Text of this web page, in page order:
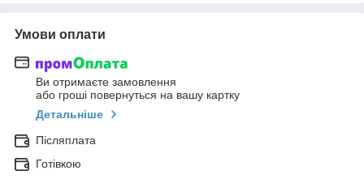
Умови оплати
Ви отримаєте замовлення
або гроші повернуться на вашу картку
Детальніше
Післяплата
Готівкою